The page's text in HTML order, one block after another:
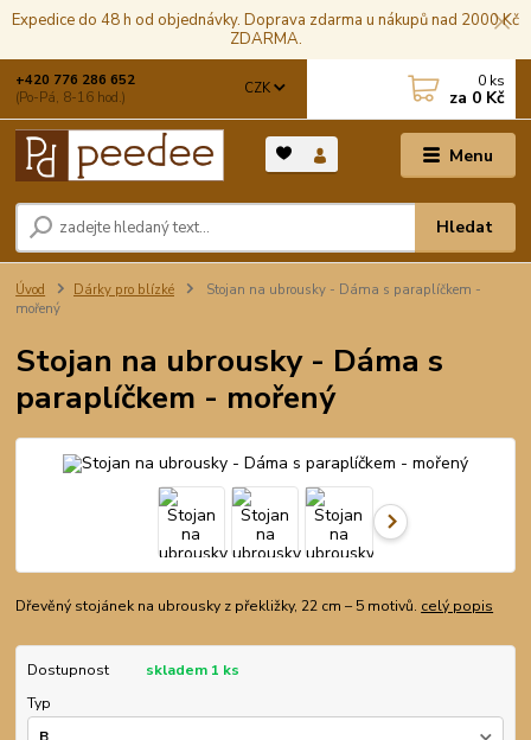
Expedice do 48 h od objednávky. Doprava zdarma u nákupů nad 2000 Kč
ZDARMA.
Menu
CZK
Hledat
+420 776 286 652
(Po-Pá, 8-16 hod.)
0 ks
za 0 Kč
Úvod Dárky pro blízké
Stojan na ubrousky - Dáma s paraplíčkem -
mořený
Stojan na ubrousky - Dáma s
paraplíčkem - mořený
Dřevěný stojánek na ubrousky z překližky, 22 cm – 5 motivů. celý popis
Dostupnost
skladem 1 ks
Typ